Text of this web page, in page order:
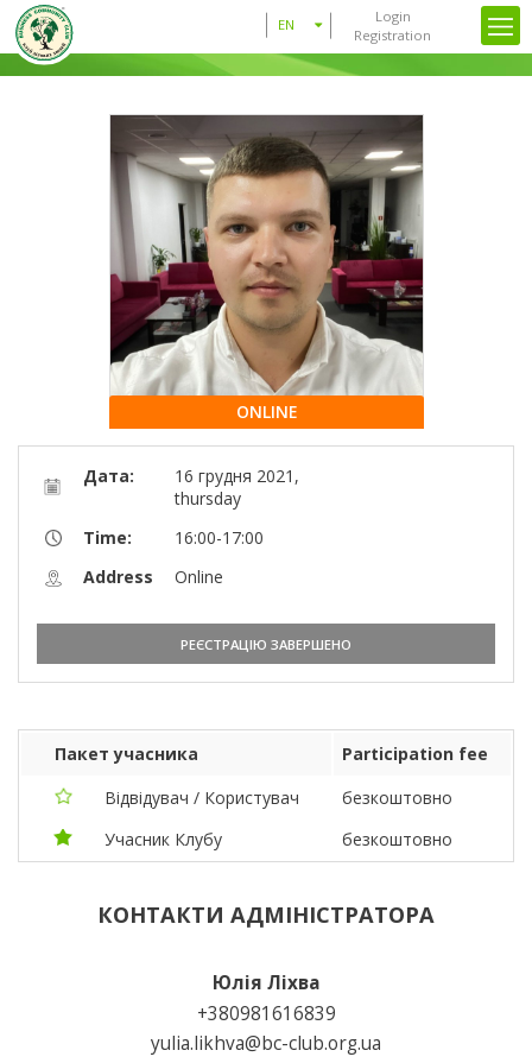
Login
Registration
EN
ONLINE
Дата:
16 грудня 2021,
thursday
Time:
16:00-17:00
Address
Online
РЕЄСТРАЦІЮ ЗАВЕРШЕНО
Пакет учасника
Participation fee
Відвідувач / Користувач
безкоштовно
Учасник Клубу
безкоштовно
КОНТАКТИ АДМІНІСТРАТОРА
Юлія Ліхва
+380981616839
yulia.likhva@bc-club.org.ua